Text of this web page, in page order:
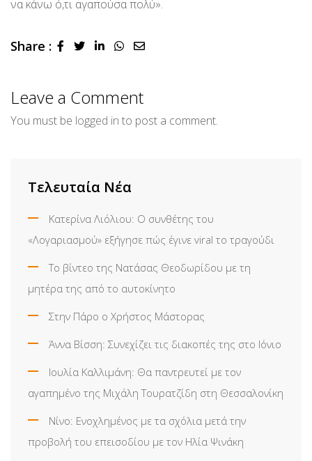
να κάνω ό,τι αγαπούσα πολύ».
Share : LinkedInWhatsapp
Share
Leave a Comment
You must be logged in to post a comment.
Τελευταία Νέα
Κατερίνα Λιόλιου: Ο συνθέτης του
«Λογαριασμού» εξήγησε πώς έγινε viral το τραγούδι
Το βίντεο της Νατάσας Θεοδωρίδου με τη
μητέρα της από το αυτοκίνητο
Στην Πάρο ο Χρήστος Μάστορας
Άννα Βίσση: Συνεχίζει τις διακοπές της στο Ιόνιο
Ιουλία Καλλιμάνη: Θα παντρευτεί με τον
αγαπημένο της Μιχάλη Τουρατζίδη στη Θεσσαλονίκη
Νίνο: Ενοχλημένος με τα σχόλια μετά την
προβολή του επεισοδίου με τον Ηλία Ψινάκη